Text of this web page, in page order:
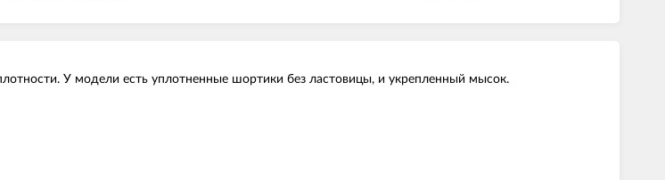
У модели есть уплотненные шортики без ластовицы, и укрепленный мысок.